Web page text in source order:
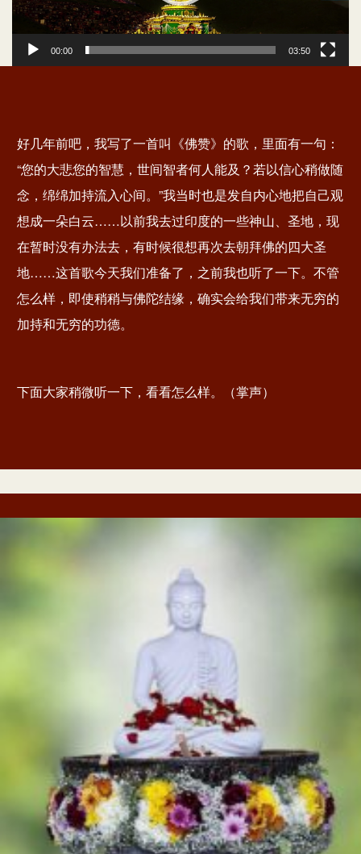
00:00
“您的大悲您的智慧，世间智者何人能及？若以信心稍做随
念，绵绵加持流入心间。”我当时也是发自内心地把自己观
想成一朵白云……以前我去过印度的一些神山、圣地，现
在暂时没有办法去，有时候很想再次去朝拜佛的四大圣
地……这首歌今天我们准备了，之前我也听了一下。不管
怎么样，即使稍稍与佛陀结缘，确实会给我们带来无穷的
加持和无穷的功德。